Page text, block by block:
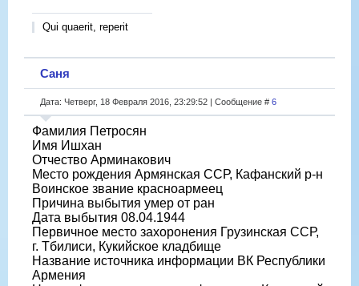
Qui quaerit, reperit
Саня
Дата: Четверг, 18 Февраля 2016, 23:29:52 | Сообщение # 6
Фамилия Петросян
Имя Ишхан
Отчество Арминакович
Место рождения Армянская ССР, Кафанский р-н
Воинское звание красноармеец
Причина выбытия умер от ран
Дата выбытия 08.04.1944
Первичное место захоронения Грузинская ССР,
г. Тбилиси, Кукийское кладбище
Название источника информации ВК Республики
Армения